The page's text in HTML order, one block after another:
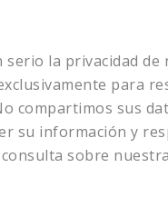
serio la privacidad
para
compartimos sus
su información y
sobre